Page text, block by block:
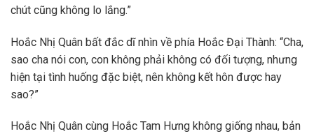
chút cũng không lo lắng.”
Hoắc Nhị Quân bất đắc dĩ nhìn về phía Hoắc Đại Thành: “Cha,
sao cha nói con, con không phải không có đối tượng, nhưng
hiện tại tình huống đặc biệt, nên không kết hôn được hay
sao?”
Hoắc Nhị Quân cùng Hoắc Tam Hưng không giống nhau, bản